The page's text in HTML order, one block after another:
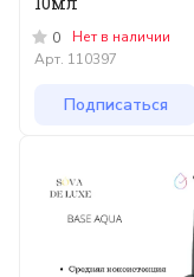
0
Нет в наличии
Арт. 110397
Подписаться